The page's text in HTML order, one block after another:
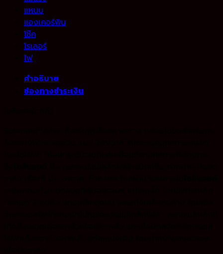
แหนบ
แองเคอร์พิน
โช๊ค
โรเลอร์
ไฟ
คำอธิบาย
ช่องทางชำระเงิน